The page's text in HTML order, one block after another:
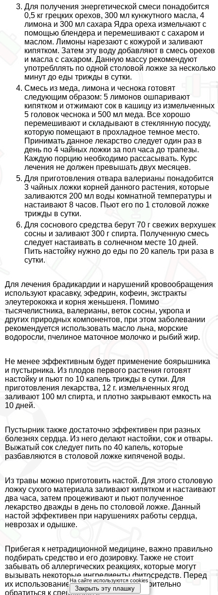
Для получения энергетической смеси понадобится
0,5 кг грецких орехов, 300 мл кунжутного масла, 4
лимона и 300 мл сахара Ядра ореха измельчают с
помощью блендера и перемешивают с сахаром и
маслом. Лимоны нарезают с кожурой и заливают
кипятком. Затем эту воду добавляют в смесь орехов
и масла с сахаром. Данную массу рекомендуют
употрeбллять по одной столовой ложке за несколько
минут до еды трижды в сутки.
Смесь из меда, лимона и чеснока готовят
следующим образом: 5 лимонов ошпаривают
кипятком и отжимают сок в кашицу из измельченных
5 головок чеснока и 500 мл меда. Все хорошо
перемешивают и складывают в стеклянную посуду,
которую помещают в прохладное темное место.
Принимать данное лекарство следует один раз в
день по 4 чайных ложки за пол часа до трапезы.
Каждую порцию необходимо рассасывать. Курс
лечения не должен превышать двух месяцев.
Для приготовления отвара валерианы понадобится
3 чайных ложки корней данного растения, которые
заливаются 200 мл воды комнатной температуры и
настаивают 8 часов. Пьют его по 1 столовой ложке
трижды в сутки.
Для соснового средства берут 70 г свежих верхушек
сосны и заливают 300 г спирта. Полученную смесь
следует настаивать в солнечном месте 10 дней.
Пить настойку нужно до еды по 20 капель три раза в
сутки.
Для лечения брадикардии и нарушений кровообращения
используют красавку, эфедрин, кофеин, экстpaкты
элеутерококка и корня женьшеня. Помимо
тысячелистника, валерианы, веток сосны, укропа и
других природных компонентов, при этом заболевании
рекомендуется использовать масло льна, морские
водоросли, пчелиное маточное молочко и рыбий жир.
Не менее эффективным будет применение боярышника
и пустырника. Из плодов первого растения готовят
настойку и пьют по 10 капель трижды в сутки. Для
приготовления лекарства, 12 г. измельченных ягод
заливают 100 мл спирта, и плотно закрывают емкость на
10 дней.
Пустырник также достаточно эффективен при разных
болезнях сердца. Из него делают настойки, сок и отвары.
Выжатый сок следует пить по 40 капель, которые
разбавляются в столовой ложке кипяченой воды.
Из травы можно приготовить настой. Для этого столовую
ложку сухого материала заливают кипятком и настаивают
два часа, затем процеживают и пьют полученное
лекарство дважды в день по столовой ложке. Данный
настой эффективен при нарушениях работы сердца,
неврозах и одышке.
Прибегая к нетрадиционной медицине, важно правильно
подбирать средство и его дозировку. Также не стоит
забывать об аллергических реакциях, которые могут
вызывать некоторые ингредиенты фитосредств. Перед
их использованием желательно предварительно
обратиться к специалисту.
На сайте используются cookies
Закрыть эту плашку